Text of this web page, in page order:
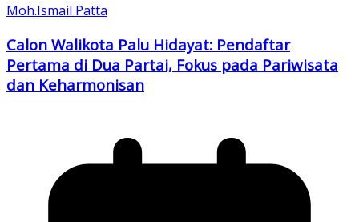
Moh.Ismail Patta
Calon Walikota Palu Hidayat: Pendaftar
Pertama di Dua Partai, Fokus pada Pariwisata
dan Keharmonisan